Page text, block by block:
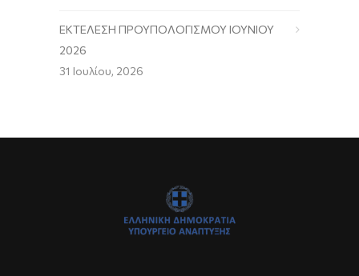
ΕΚΤΕΛΕΣΗ ΠΡΟΥΠΟΛΟΓΙΣΜΟΥ ΙΟΥΝΙΟΥ
2026
31 Ιουλίου, 2026